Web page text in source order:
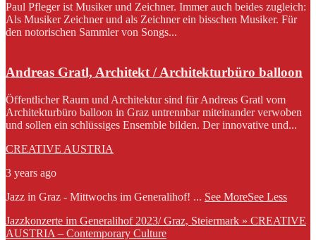
Paul Pfleger ist Musiker und Zeichner. Immer auch beides zugleich:
Als Musiker Zeichner und als Zeichner ein bisschen Musiker. Für
den notorischen Sammler von Songs...
Andreas Gratl, Architekt / Architekturbüro balloon
Öffentlicher Raum und Architektur sind für Andreas Gratl vom
Architekturbüro balloon in Graz untrennbar miteinander verwoben
und sollen ein schlüssiges Ensemble bilden. Der innovative und...
CREATIVE AUSTRIA
3 years ago
Jazz in Graz - Mittwochs im Generalihof! ... See MoreSee Less
Jazzkonzerte im Generalihof 2023/ Graz, Steiermark » CREATIVE
AUSTRIA – Contemporary Culture